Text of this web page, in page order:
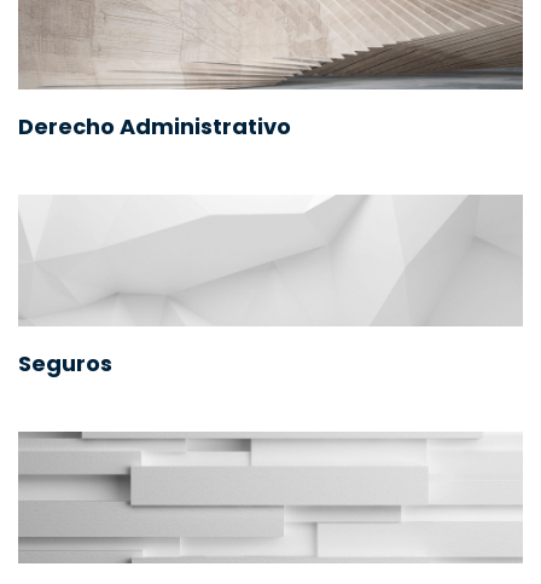
Derecho Administrativo
Seguros